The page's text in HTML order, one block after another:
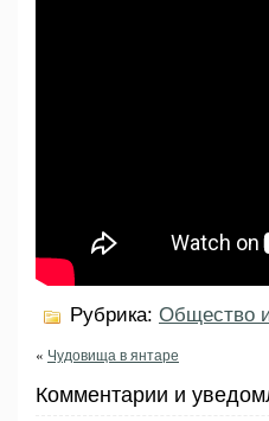
Рубрика: Общество
« Чудовища в янтаре
Комментарии и